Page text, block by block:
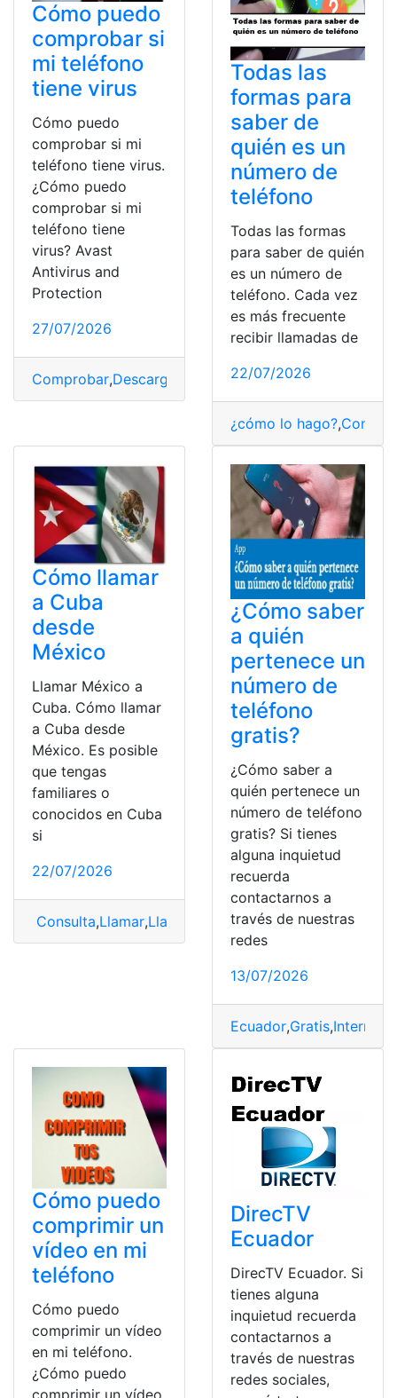
Cómo puedo
comprobar si
mi teléfono
tiene virus
Cómo puedo
comprobar si mi
teléfono tiene virus.
¿Cómo puedo
comprobar si mi
teléfono tiene
virus? Avast
Antivirus and
Protection
27/07/2026
Comprobar,Descargar Google,Teléfono,Virus
Todas las
formas para
saber de
quién es un
número de
teléfono
Todas las formas
para saber de quién
es un número de
teléfono. Cada vez
es más frecuente
recibir llamadas de
22/07/2026
¿cómo lo hago?,
Cómo llamar
a Cuba
desde
México
Llamar México a
Cuba. Cómo llamar
a Cuba desde
México. Es posible
que tengas
familiares o
conocidos en Cuba
si
22/07/2026
Consulta,Llamar,Llamar a Cuba,México
¿Cómo saber
a quién
pertenece un
número de
teléfono
gratis?
¿Cómo saber a
quién pertenece un
número de teléfono
gratis? Si tienes
alguna inquietud
recuerda
contactarnos a
través de nuestras
redes
13/07/2026
Ecuador,Gratis,Internet
Cómo puedo
comprimir un
vídeo en mi
teléfono
Cómo puedo
comprimir un vídeo
en mi teléfono.
¿Cómo puedo
DirecTV
Ecuador
DirecTV Ecuador. Si
tienes alguna
inquietud recuerda
contactarnos a
través de nuestras
redes sociales,